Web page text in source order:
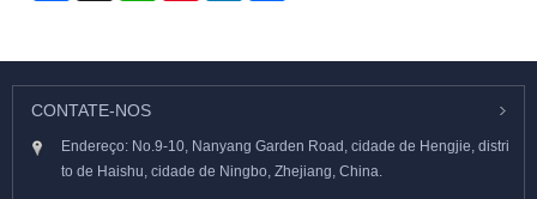
CONTATE-NOS
Endereço: No.9-10, Nanyang Garden Road, cidade de Hengjie, distri
to de Haishu, cidade de Ningbo, Zhejiang, China.